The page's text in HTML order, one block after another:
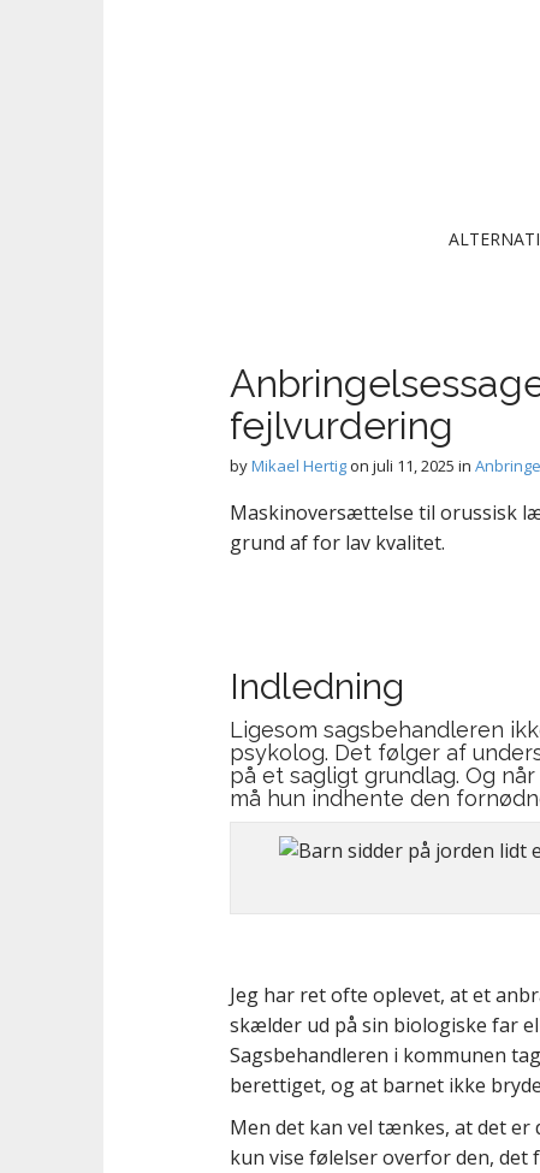
fejlvurdering
byMikael Hertigon juli 11, 2025 in
Maskinoversættelse til orussisk
grund af for lav kvalitet.
Indledning
Ligesom sagsbehandleren
psykolog. Det følger af
på et sagligt grundlag. Og
må hun indhente den
Jeg har ret ofte oplevet, at et
skælder ud på sin biologiske far
Sagsbehandleren i kommunen
berettiget, og at barnet ikke
Men det kan vel tænkes, at det
kun vise følelser overfor den, det